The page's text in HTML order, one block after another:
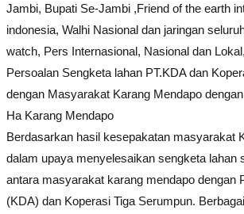
Jambi, Bupati Se-Jambi ,Friend of the earth
indonesia, Walhi Nasional dan jaringan
watch, Pers Internasional, Nasional dan
Persoalan Sengketa lahan PT.KDA dan
dengan Masyarakat Karang Mendapo
Ha Karang Mendapo
Berdasarkan hasil kesepakatan masyarakat
dalam upaya menyelesaikan sengketa lahan
antara masyarakat karang mendapo dengan
(KDA) dan Koperasi Tiga Serumpun.